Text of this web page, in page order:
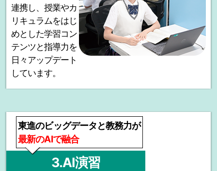
連携し、授業やカ
リキュラムをはじ
めとした学習コン
テンツと指導力を
日々アップデート
しています。
東進のビッグデータと教務力が
最新のAIで融合
3.AI演習